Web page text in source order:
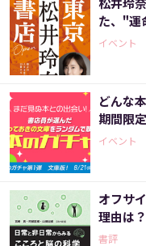
た、"運
イベント
どんな
期間限
イベント
オフサ
理由は？
書評